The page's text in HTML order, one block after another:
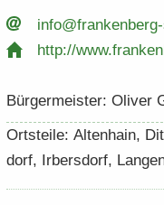
http:/​/​
Bür­ger­meis­ter: Oli­ver
Orts­tei­le: Al­ten­hain,
dorf, Ir­bers­dorf,